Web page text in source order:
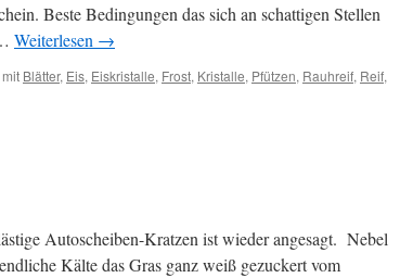
Beste Bedingungen das sich an schattigen Stellen
Weiterlesen →
Blätter, Eis, Eiskristalle, Frost, Kristalle, Pfützen, Rauhreif, Reif,
Autoscheiben-Kratzen ist wieder angesagt. Nebel
Kälte das Gras ganz weiß gezuckert vom